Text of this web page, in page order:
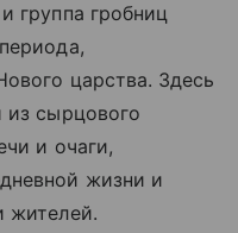
группа гробниц
царства. Здесь
из сырцового
и очаги,
жизни и
жителей.